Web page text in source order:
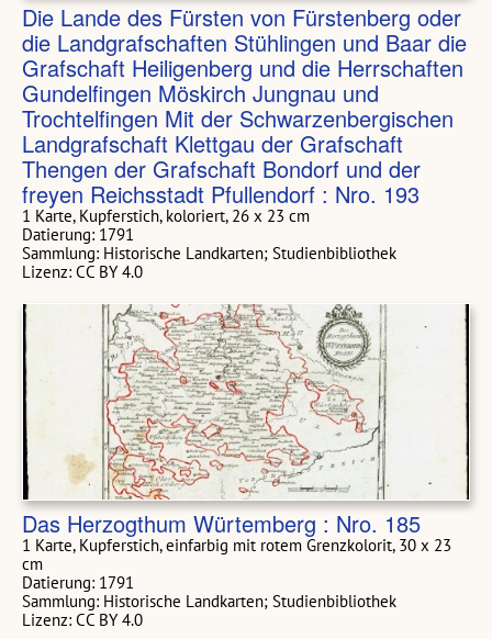
Die Lande des Fürsten von Fürstenberg oder
die Landgrafschaften Stühlingen und Baar die
Grafschaft Heiligenberg und die Herrschaften
Gundelfingen Möskirch Jungnau und
Trochtelfingen Mit der Schwarzenbergischen
Landgrafschaft Klettgau der Grafschaft
Thengen der Grafschaft Bondorf und der
freyen Reichsstadt Pfullendorf : Nro. 193
1 Karte, Kupferstich, koloriert, 26 x 23 cm
Datierung: 1791
Sammlung: Historische Landkarten; Studienbibliothek
Lizenz: CC BY 4.0
Das Herzogthum Würtemberg : Nro. 185
1 Karte, Kupferstich, einfarbig mit rotem Grenzkolorit, 30 x 23
cm
Datierung: 1791
Sammlung: Historische Landkarten; Studienbibliothek
Lizenz: CC BY 4.0